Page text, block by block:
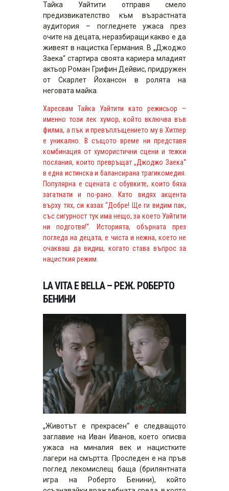
Тайка Уайтити отправя смело
предизвикателство към възрастната
аудитория – погледнете ужаса през
очите на децата, неразбиращи какво е да
живеят в нацистка Германия. В „Джоджо
Заека“ стартира своята кариера младият
актьор Роман Грифин Дейвис, придружен
от Скарлет Йохансон в ролята на
неговата майка.
Харесвам Тайка Уайтити като режисьор –
именно този лек хумор, който включва във
филма, а пък и превъплъщението му в Хитлер
е уникално. В същото време ни представя
комбинация от хумористични сцени и тежки
послания, които превръщат „Джоджо Заека“
в една истинска и балансирана трагикомедия.
Популярна е сцената с обувките, които бяха
загатнати и по-рано. Като видях акцента
върху тях, си казах “Добре! Ще ги видим пак,
със сигурност тук има нещо, за което Уайтити
ни подготвя!”. Историята, обърната през
погледа на децата, е чиста и нежна, което не
очакваш да видиш, когато става въпрос за
нацисткия режим.
LA VITA E BELLA – РЕЖ. РОБЕРТО
БЕНИНИ
„Животът е прекрасен“ е следващото
заглавие на Иван Иванов, което описва
ужаса на миналия век и нацистките
лагери на смъртта. Проследен е на пръв
поглед лекомислещ баща (брилянтната
игра на Роберто Бенини), който